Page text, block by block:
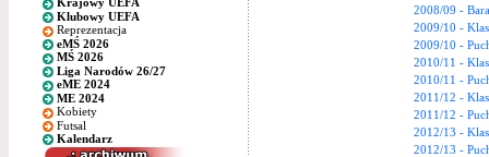
Klubowy UEFA
Reprezentacja
eMŚ 2026
MŚ 2026
Liga Narodów 26/27
eME 2024
ME 2024
Kobiety
Futsal
Kalendarz
2008/09 -
2009/10 -
2009/10 -
2010/11 -
2010/11 -
2011/12 -
2011/12 -
2012/13 -
2012/13 -